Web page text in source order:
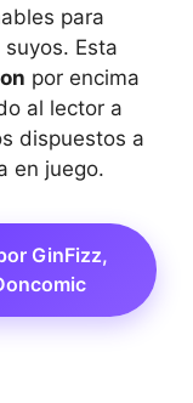
para
Esta
por encima
al lector a
dispuestos a
en juego.
GinFizz,